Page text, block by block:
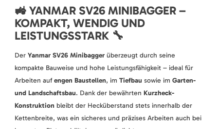
🚜 YANMAR SV26 MINIBAGGER –
KOMPAKT, WENDIG UND
LEISTUNGSSTARK 🔧
Der Yanmar SV26 Minibagger überzeugt durch seine
kompakte Bauweise und hohe Leistungsfähigkeit – ideal für
Arbeiten aufengen Baustellen, im Tiefbau sowie im Garten-
und Landschaftsbau. Dank der bewährten Kurzheck-
Konstruktion bleibt der Hecküberstand stets innerhalb der
Kettenbreite, was ein sicheres und präzises Arbeiten auch bei